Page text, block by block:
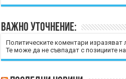
Важно уточнение:
Политическите коментари изразяват
Те може да не съвпадат с позициите